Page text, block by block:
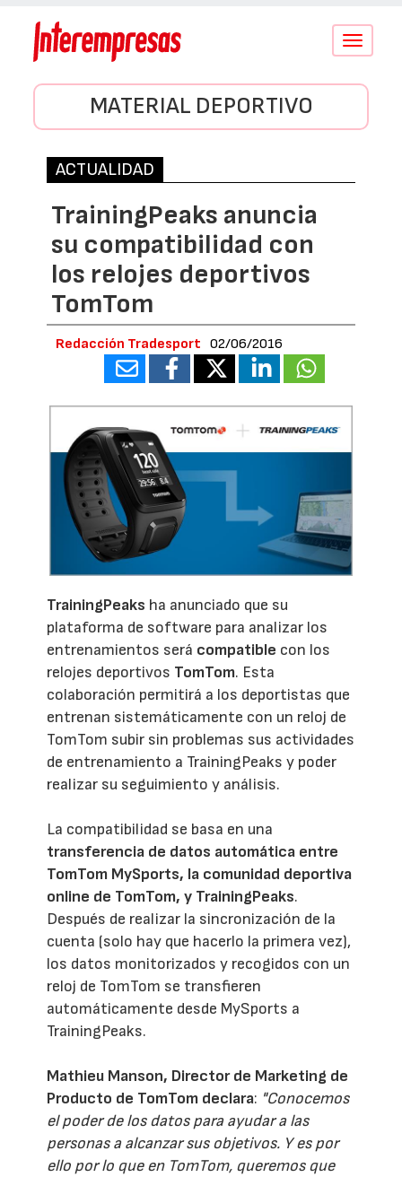
Conmutar
MATERIAL DEPORTIVO
ACTUALIDAD
TrainingPeaks anuncia
su compatibilidad con
los relojes deportivos
TomTom
Redacción Tradesport 02/06/2016
TrainingPeaks ha anunciado que su
plataforma de software para analizar los
entrenamientos será compatible con los
relojes deportivos TomTom. Esta
colaboración permitirá a los deportistas que
entrenan sistemáticamente con un reloj de
TomTom subir sin problemas sus actividades
de entrenamiento a TrainingPeaks y poder
realizar su seguimiento y análisis.
La compatibilidad se basa en una
transferencia de datos automática entre
TomTom MySports, la comunidad deportiva
online de TomTom, y TrainingPeaks.
Después de realizar la sincronización de la
cuenta (solo hay que hacerlo la primera vez),
los datos monitorizados y recogidos con un
reloj de TomTom se transfieren
automáticamente desde MySports a
TrainingPeaks.
Mathieu Manson, Director de Marketing de
Producto de TomTom declara: "Conocemos
el poder de los datos para ayudar a las
personas a alcanzar sus objetivos. Y es por
ello por lo que en TomTom, queremos que